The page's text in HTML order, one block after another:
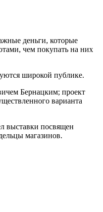
деньги, которые
чем покупать на них
широкой публике.
Бернацким; проект
варианта
выставки посвящен
магазинов.